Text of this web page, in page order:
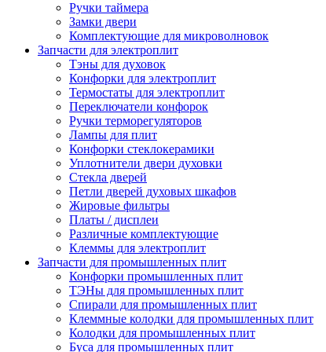
Ручки таймера
Замки двери
Комплектующие для микроволновок
Запчасти для электроплит
Тэны для духовок
Конфорки для электроплит
Термостаты для электроплит
Переключатели конфорок
Ручки терморегуляторов
Лампы для плит
Конфорки стеклокерамики
Уплотнители двери духовки
Стекла дверей
Петли дверей духовых шкафов
Жировые фильтры
Платы / дисплеи
Различные комплектующие
Клеммы для электроплит
Запчасти для промышленных плит
Конфорки промышленных плит
ТЭНы для промышленных плит
Спирали для промышленных плит
Клеммные колодки для промышленных плит
Колодки для промышленных плит
Буса для промышленных плит